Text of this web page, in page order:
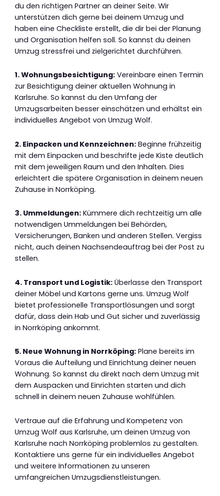
du den richtigen Partner an deiner Seite. Wir
unterstützen dich gerne bei deinem Umzug und
haben eine Checkliste erstellt, die dir bei der Planung
und Organisation helfen soll. So kannst du deinen
Umzug stressfrei und zielgerichtet durchführen.
1. Wohnungsbesichtigung: Vereinbare einen Termin
zur Besichtigung deiner aktuellen Wohnung in
Karlsruhe. So kannst du den Umfang der
Umzugsarbeiten besser einschätzen und erhältst ein
individuelles Angebot von Umzug Wolf.
2. Einpacken und Kennzeichnen: Beginne frühzeitig
mit dem Einpacken und beschrifte jede Kiste deutlich
mit dem jeweiligen Raum und den Inhalten. Dies
erleichtert die spätere Organisation in deinem neuen
Zuhause in Norrköping.
3. Ummeldungen: Kümmere dich rechtzeitig um alle
notwendigen Ummeldungen bei Behörden,
Versicherungen, Banken und anderen Stellen. Vergiss
nicht, auch deinen Nachsendeauftrag bei der Post zu
stellen.
4. Transport und Logistik: Überlasse den Transport
deiner Möbel und Kartons gerne uns. Umzug Wolf
bietet professionelle Transportlösungen und sorgt
dafür, dass dein Hab und Gut sicher und zuverlässig
in Norrköping ankommt.
5. Neue Wohnung in Norrköping: Plane bereits im
Voraus die Aufteilung und Einrichtung deiner neuen
Wohnung. So kannst du direkt nach dem Umzug mit
dem Auspacken und Einrichten starten und dich
schnell in deinem neuen Zuhause wohlfühlen.
Vertraue auf die Erfahrung und Kompetenz von
Umzug Wolf aus Karlsruhe, um deinen Umzug von
Karlsruhe nach Norrköping problemlos zu gestalten.
Kontaktiere uns gerne für ein individuelles Angebot
und weitere Informationen zu unseren
umfangreichen Umzugsdienstleistungen.